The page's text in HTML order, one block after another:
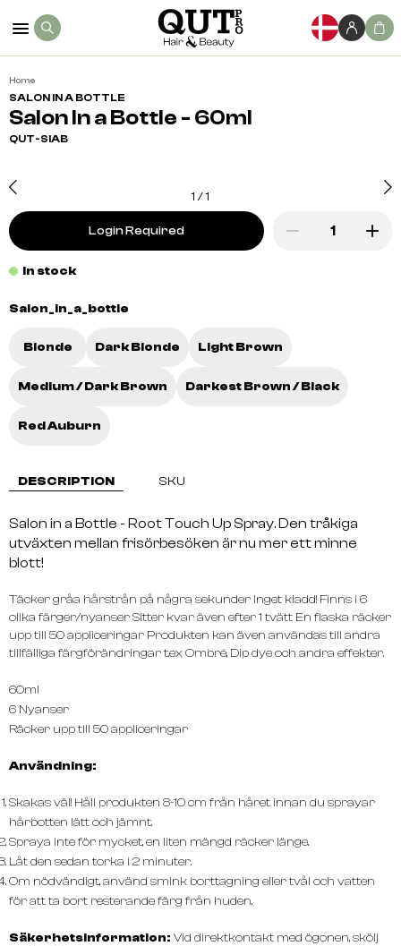
Home
SALON IN A BOTTLE
Salon In a Bottle - 60ml
QUT-SIAB
1 /1
Login Required
In stock
Salon_in_a_bottle
Blonde Dark Blonde Light Brown
Medium / Dark Brown Darkest Brown / Black
Red Auburn
DESCRIPTION SKU
Salon in a Bottle - Root Touch Up Spray. Den tråkiga
utväxten mellan frisörbesöken är nu mer ett minne
blott!
Täcker gråa hårstrån på några sekunder Inget kladd! Finns i 6
olika färger/nyanser Sitter kvar även efter 1 tvätt En flaska räcker
upp till 50 appliceringar Produkten kan även användas till andra
tillfälliga färgförändringar t.ex Ombré, Dip dye och andra effekter.
60ml
6 Nyanser
Räcker upp till 50 appliceringar
Användning:
Skakas väl! Håll produkten 8-10 cm från håret innan du sprayar
hårbotten lätt och jämnt.
Spraya inte för mycket, en liten mängd räcker länge.
Låt den sedan torka i 2 minuter.
Om nödvändigt, använd smink borttagning eller tvål och vatten
för att ta bort resterande färg från huden.
Säkerhetsinformation: Vid direktkontakt med ögonen, skölj